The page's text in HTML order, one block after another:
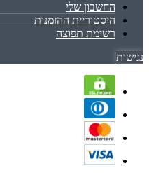
החשבון שלי
היסטוריית ההזמנות
רשימת תפוצה
נגישות